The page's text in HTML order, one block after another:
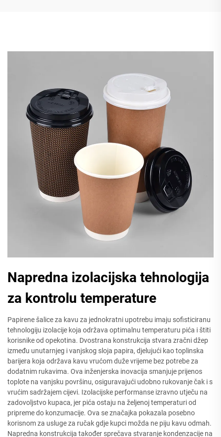
Napredna izolacijska tehnologija
za kontrolu temperature
Papirene šalice za kavu za jednokratni upotrebu imaju sofisticiranu
tehnologiju izolacije koja održava optimalnu temperaturu pića i štiti
korisnike od opekotina. Dvostrana konstrukcija stvara zračni džep
između unutarnjeg i vanjskog sloja papira, djelujući kao toplinska
barijera koja održava kavu vrućom duže vrijeme bez potrebe za
dodatnim rukavima. Ova inženjerska inovacija smanjuje prijenos
toplote na vanjsku površinu, osiguravajući udobno rukovanje čak i s
vrućim sadržajem cijevi. Izolacijske performanse izravno utječu na
zadovoljstvo kupaca, jer pića ostaju na željenoj temperaturi od
pripreme do konzumacije. Ova se značajka pokazala posebno
korisnom za usluge za ručak gdje kupci možda ne piju kavu odmah.
Napredna konstrukcija također sprečava stvaranje kondenzacije na